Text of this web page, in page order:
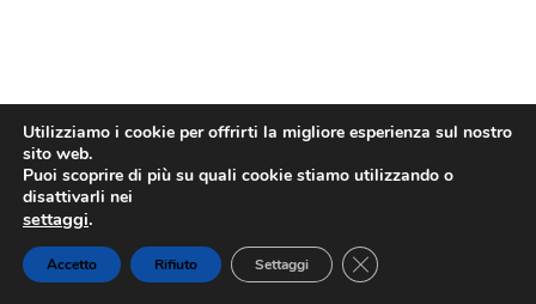
Utilizziamo i cookie per offrirti la migliore esperienza sul nostro
sito web.
Puoi scoprire di più su quali cookie stiamo utilizzando o
disattivarli nei
settaggi.
Accetto Rifiuto Settaggi Close GDPR Cookie